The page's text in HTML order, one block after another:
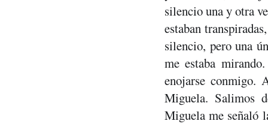
silencio una y otra
estaban
silencio, pero una
me estaba
enojarse conmigo.
Miguela. Salimos
Miguela me señaló